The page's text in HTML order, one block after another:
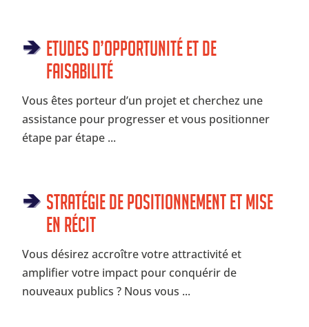
Etudes d’opportunité et de
faisabilité
Vous êtes porteur d’un projet et cherchez une
assistance pour progresser et vous positionner
étape par étape ...
Stratégie de positionnement et mise
en récit
Vous désirez accroître votre attractivité et
amplifier votre impact pour conquérir de
nouveaux publics ? Nous vous ...